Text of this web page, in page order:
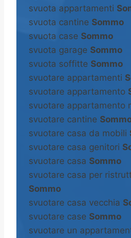
svuota appartamenti
svuota cantine Sommo
svuota case Sommo
svuota garage Sommo
svuota soffitte Sommo
svuotare appartamenti
svuotare appartamento
svuotare appartamento
svuotare cantine
svuotare casa da mobili
svuotare casa genitori
svuotare casa Sommo
svuotare casa per
Sommo
svuotare casa vecchia
svuotare case Sommo
svuotare un